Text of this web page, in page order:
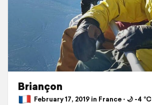
Briançon
February 17, 2019 in France ⋅ 🌙 -4 °C